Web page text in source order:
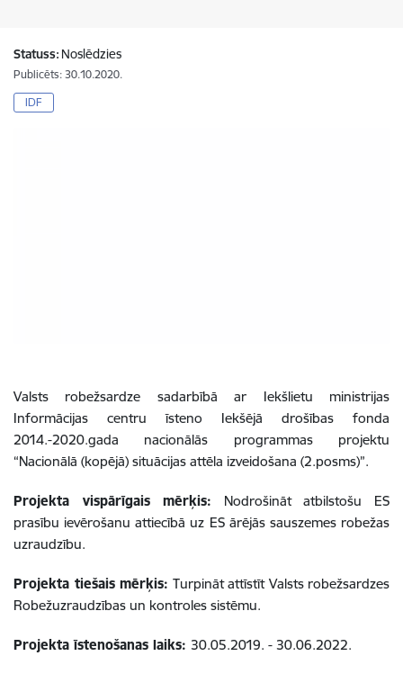
Statuss: Noslēdzies
Publicēts: 30.10.2020.
IDF
Valsts robežsardze sadarbībā ar Iekšlietu ministrijas
Informācijas centru īsteno Iekšējā drošības fonda
2014.-2020.gada nacionālās programmas projektu
“Nacionālā (kopējā) situācijas attēla izveidošana (2.posms)”.
Projekta vispārīgais mērķis: Nodrošināt atbilstošu ES
prasību ievērošanu attiecībā uz ES ārējās sauszemes robežas
uzraudzību.
Projekta tiešais mērķis: Turpināt attīstīt Valsts robežsardzes
Robežuzraudzības un kontroles sistēmu.
Projekta īstenošanas laiks: 30.05.2019. - 30.06.2022.